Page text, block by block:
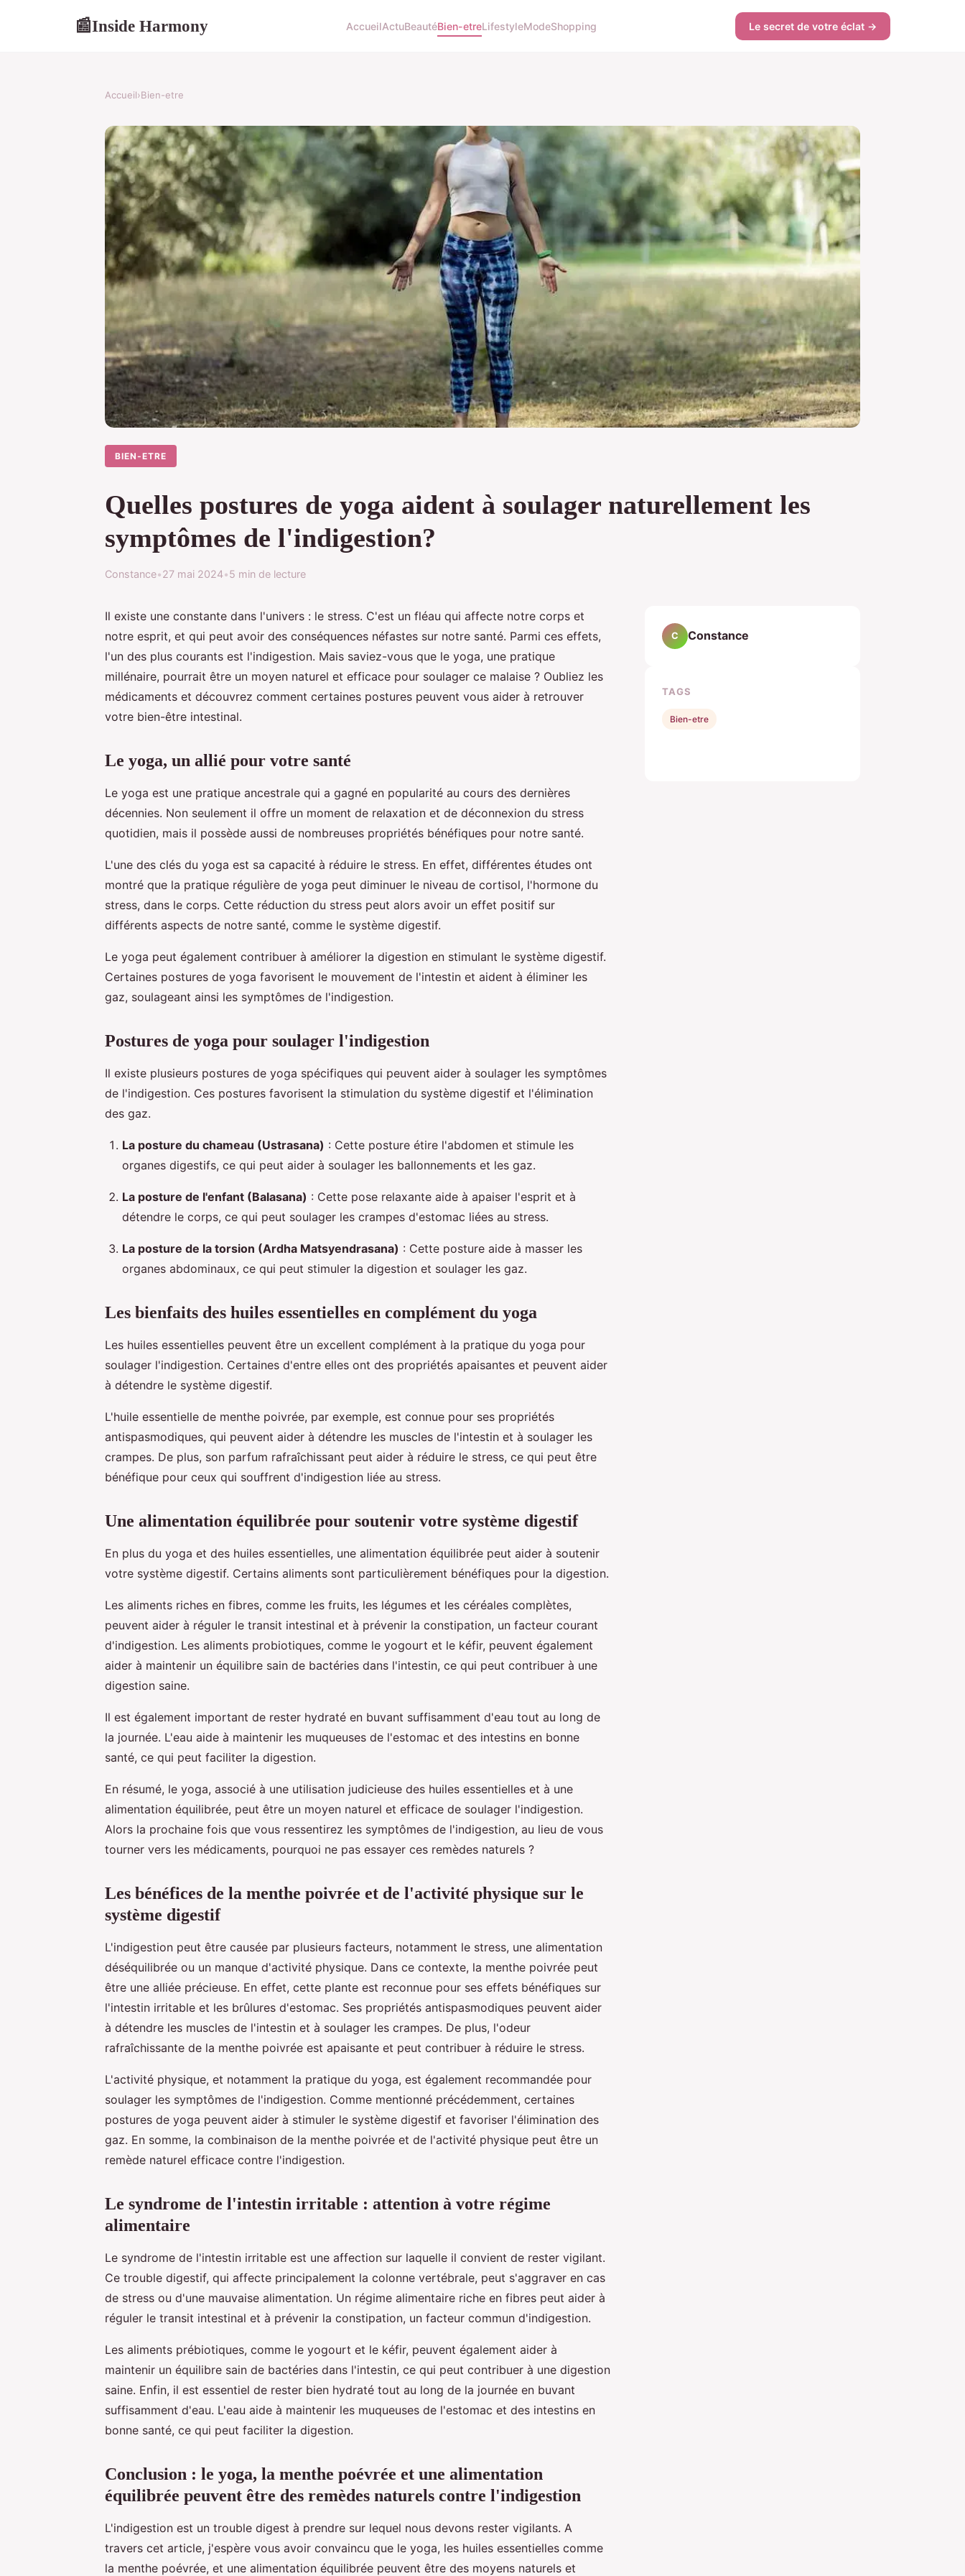
📰Inside Harmony AccueilActuBeautéBien-etreLifestyleModeShopping Le secret de votre éclat →
Accueil›Bien-etre
BIEN-ETRE
Quelles postures de yoga aident à soulager naturellement les
symptômes de l'indigestion?
Constance•27 mai 2024•5 min de lecture
Il existe une constante dans l'univers : le stress. C'est un fléau qui affecte notre corps et
notre esprit, et qui peut avoir des conséquences néfastes sur notre santé. Parmi ces effets,
l'un des plus courants est l'indigestion. Mais saviez-vous que le yoga, une pratique
millénaire, pourrait être un moyen naturel et efficace pour soulager ce malaise ? Oubliez les
médicaments et découvrez comment certaines postures peuvent vous aider à retrouver
votre bien-être intestinal.
Le yoga, un allié pour votre santé
Le yoga est une pratique ancestrale qui a gagné en popularité au cours des dernières
décennies. Non seulement il offre un moment de relaxation et de déconnexion du stress
quotidien, mais il possède aussi de nombreuses propriétés bénéfiques pour notre santé.
L'une des clés du yoga est sa capacité à réduire le stress. En effet, différentes études ont
montré que la pratique régulière de yoga peut diminuer le niveau de cortisol, l'hormone du
stress, dans le corps. Cette réduction du stress peut alors avoir un effet positif sur
différents aspects de notre santé, comme le système digestif.
Le yoga peut également contribuer à améliorer la digestion en stimulant le système digestif.
Certaines postures de yoga favorisent le mouvement de l'intestin et aident à éliminer les
gaz, soulageant ainsi les symptômes de l'indigestion.
Postures de yoga pour soulager l'indigestion
Il existe plusieurs postures de yoga spécifiques qui peuvent aider à soulager les symptômes
de l'indigestion. Ces postures favorisent la stimulation du système digestif et l'élimination
des gaz.
La posture du chameau (Ustrasana) : Cette posture étire l'abdomen et stimule les
organes digestifs, ce qui peut aider à soulager les ballonnements et les gaz.
La posture de l'enfant (Balasana) : Cette pose relaxante aide à apaiser l'esprit et à
détendre le corps, ce qui peut soulager les crampes d'estomac liées au stress.
La posture de la torsion (Ardha Matsyendrasana) : Cette posture aide à masser les
organes abdominaux, ce qui peut stimuler la digestion et soulager les gaz.
Les bienfaits des huiles essentielles en complément du yoga
Les huiles essentielles peuvent être un excellent complément à la pratique du yoga pour
soulager l'indigestion. Certaines d'entre elles ont des propriétés apaisantes et peuvent aider
à détendre le système digestif.
L'huile essentielle de menthe poivrée, par exemple, est connue pour ses propriétés
antispasmodiques, qui peuvent aider à détendre les muscles de l'intestin et à soulager les
crampes. De plus, son parfum rafraîchissant peut aider à réduire le stress, ce qui peut être
bénéfique pour ceux qui souffrent d'indigestion liée au stress.
Une alimentation équilibrée pour soutenir votre système digestif
En plus du yoga et des huiles essentielles, une alimentation équilibrée peut aider à soutenir
votre système digestif. Certains aliments sont particulièrement bénéfiques pour la digestion.
Les aliments riches en fibres, comme les fruits, les légumes et les céréales complètes,
peuvent aider à réguler le transit intestinal et à prévenir la constipation, un facteur courant
d'indigestion. Les aliments probiotiques, comme le yogourt et le kéfir, peuvent également
aider à maintenir un équilibre sain de bactéries dans l'intestin, ce qui peut contribuer à une
digestion saine.
Il est également important de rester hydraté en buvant suffisamment d'eau tout au long de
la journée. L'eau aide à maintenir les muqueuses de l'estomac et des intestins en bonne
santé, ce qui peut faciliter la digestion.
En résumé, le yoga, associé à une utilisation judicieuse des huiles essentielles et à une
alimentation équilibrée, peut être un moyen naturel et efficace de soulager l'indigestion.
Alors la prochaine fois que vous ressentirez les symptômes de l'indigestion, au lieu de vous
tourner vers les médicaments, pourquoi ne pas essayer ces remèdes naturels ?
Les bénéfices de la menthe poivrée et de l'activité physique sur le
système digestif
L'indigestion peut être causée par plusieurs facteurs, notamment le stress, une alimentation
déséquilibrée ou un manque d'activité physique. Dans ce contexte, la menthe poivrée peut
être une alliée précieuse. En effet, cette plante est reconnue pour ses effets bénéfiques sur
l'intestin irritable et les brûlures d'estomac. Ses propriétés antispasmodiques peuvent aider
à détendre les muscles de l'intestin et à soulager les crampes. De plus, l'odeur
rafraîchissante de la menthe poivrée est apaisante et peut contribuer à réduire le stress.
L'activité physique, et notamment la pratique du yoga, est également recommandée pour
soulager les symptômes de l'indigestion. Comme mentionné précédemment, certaines
postures de yoga peuvent aider à stimuler le système digestif et favoriser l'élimination des
gaz. En somme, la combinaison de la menthe poivrée et de l'activité physique peut être un
remède naturel efficace contre l'indigestion.
Le syndrome de l'intestin irritable : attention à votre régime
alimentaire
Le syndrome de l'intestin irritable est une affection sur laquelle il convient de rester vigilant.
Ce trouble digestif, qui affecte principalement la colonne vertébrale, peut s'aggraver en cas
de stress ou d'une mauvaise alimentation. Un régime alimentaire riche en fibres peut aider à
réguler le transit intestinal et à prévenir la constipation, un facteur commun d'indigestion.
Les aliments prébiotiques, comme le yogourt et le kéfir, peuvent également aider à
maintenir un équilibre sain de bactéries dans l'intestin, ce qui peut contribuer à une digestion
saine. Enfin, il est essentiel de rester bien hydraté tout au long de la journée en buvant
suffisamment d'eau. L'eau aide à maintenir les muqueuses de l'estomac et des intestins en
bonne santé, ce qui peut faciliter la digestion.
Conclusion : le yoga, la menthe poévrée et une alimentation
équilibrée peuvent être des remèdes naturels contre l'indigestion
L'indigestion est un trouble digest à prendre sur lequel nous devons rester vigilants. A
travers cet article, j'espère vous avoir convaincu que le yoga, les huiles essentielles comme
la menthe poévrée, et une alimentation équilibrée peuvent être des moyens naturels et
C Constance
TAGS
Bien-etre